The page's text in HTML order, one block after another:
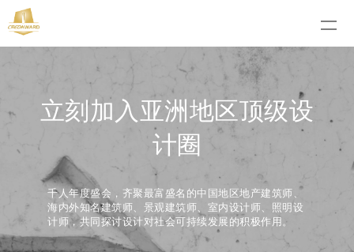
立刻加入亚洲地区顶级设
计圈
千人年度盛会，齐聚最富盛名的中国地区地产建筑师、
海内外知名建筑师、景观建筑师、室内设计师、照明设
计师，共同探讨设计对社会可持续发展的积极作用。